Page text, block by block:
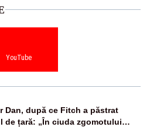
YouTube
Dan, după ce Fitch a păstrat
de țară: „În ciuda zgomotului